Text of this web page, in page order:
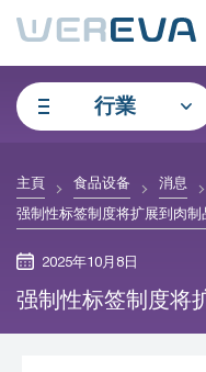
行業
主頁 食品设备 消息
强制性标签制度将扩展到肉制
2025年10月8日
强制性标签制度将